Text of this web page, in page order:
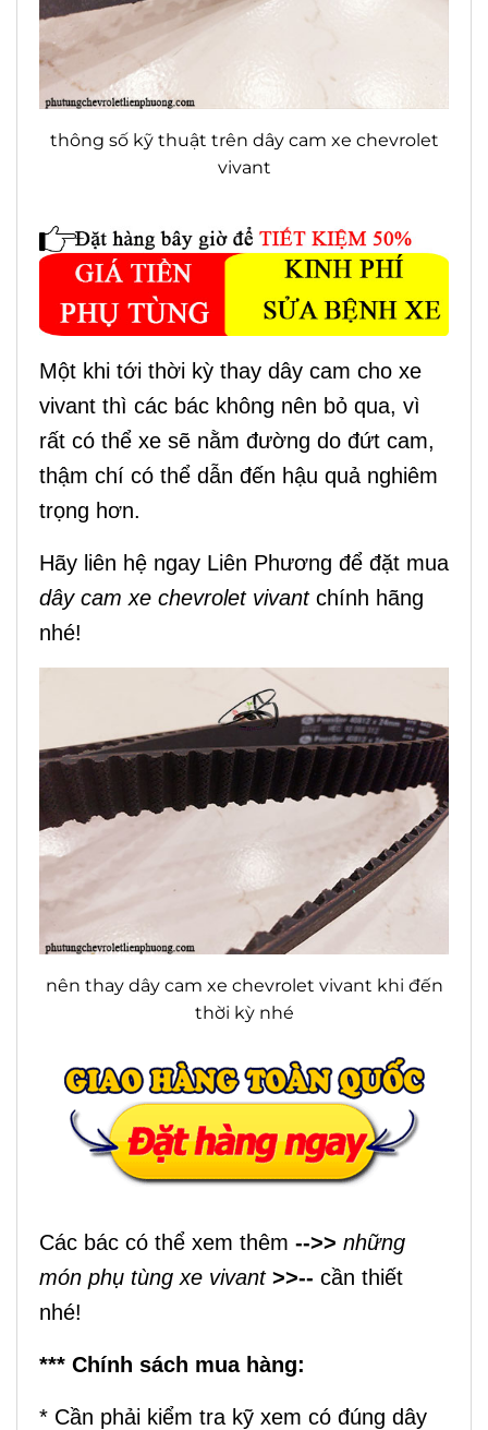
thông số kỹ thuật trên dây cam xe chevrolet
vivant
Một khi tới thời kỳ thay dây cam cho xe
vivant thì các bác không nên bỏ qua, vì
rất có thể xe sẽ nằm đường do đứt cam,
thậm chí có thể dẫn đến hậu quả nghiêm
trọng hơn.
Hãy liên hệ ngay Liên Phương để đặt mua
dây cam xe chevrolet vivant chính hãng
nhé!
nên thay dây cam xe chevrolet vivant khi đến
thời kỳ nhé
Các bác có thể xem thêm -->> những
món phụ tùng xe vivant>>-- cần thiết
nhé!
*** Chính sách mua hàng:
* Cần phải kiểm tra kỹ xem có đúng dây